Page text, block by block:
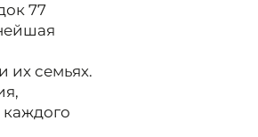
77
их семьях.